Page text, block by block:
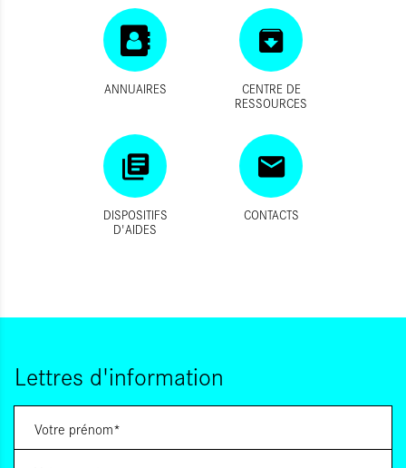
ANNUAIRES
CENTRE DE
RESSOURCES
DISPOSITIFS
D'AIDES
CONTACTS
Lettres d'information